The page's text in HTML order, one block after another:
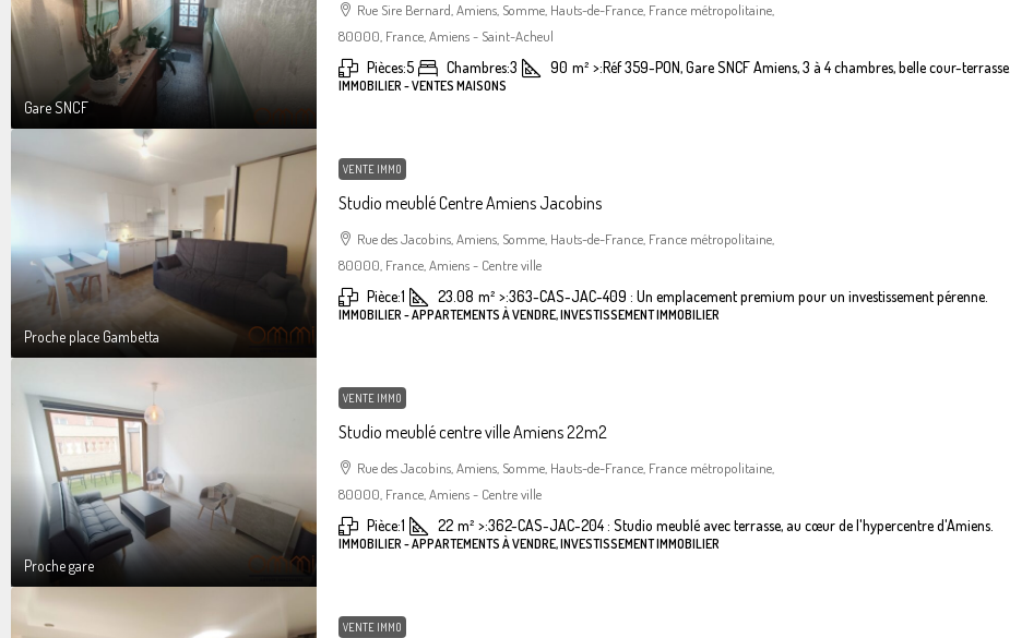
Gare SNCF
Rue Sire Bernard, Amiens, Somme, Hauts-de-France, France métropolitaine,
80000, France, Amiens - Saint-Acheul
Pièces:5 Chambres:3 90 m² >:Réf 359-PON, Gare SNCF Amiens, 3 à 4 chambres, belle cour-terrasse.
IMMOBILIER - VENTES MAISONS
Proche place Gambetta
VENTE IMMO
Studio meublé Centre Amiens Jacobins
Rue des Jacobins, Amiens, Somme, Hauts-de-France, France métropolitaine,
80000, France, Amiens - Centre ville
Pièce:1 23.08 m² >:363-CAS-JAC-409 : Un emplacement premium pour un investissement pérenne.
IMMOBILIER - APPARTEMENTS À VENDRE, INVESTISSEMENT IMMOBILIER
Proche gare
VENTE IMMO
Studio meublé centre ville Amiens 22m2
Rue des Jacobins, Amiens, Somme, Hauts-de-France, France métropolitaine,
80000, France, Amiens - Centre ville
Pièce:1 22 m² >:362-CAS-JAC-204 : Studio meublé avec terrasse, au cœur de l'hypercentre d'Amiens.
IMMOBILIER - APPARTEMENTS À VENDRE, INVESTISSEMENT IMMOBILIER
VENTE IMMO